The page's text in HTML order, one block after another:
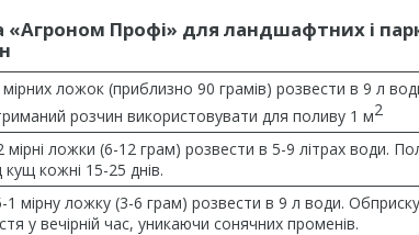
Профі» для ландшафтних і
мірних ложок (приблизно 90 грамів) розвести в 9 л
розчин використовувати для поливу 1 м2
мірні ложки (6-12 грам) розвести в 5-9 літрах води.
кущ кожні 15-25 днів.
1 мірну ложку (3-6 грам) розвести в 9 л води.
у вечірній час, уникаючи сонячних променів.